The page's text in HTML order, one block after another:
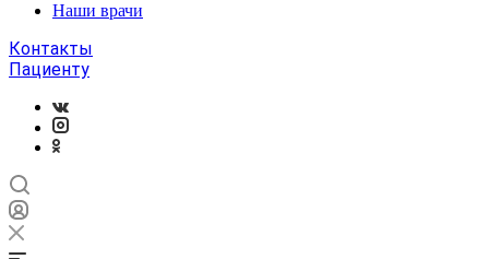
Наши врачи
Контакты
Пациенту